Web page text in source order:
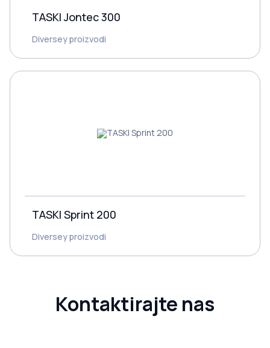
TASKI Jontec 300
Diversey proizvodi
TASKI Sprint 200
Diversey proizvodi
Kontaktirajte nas